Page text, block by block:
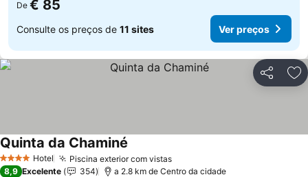
De € 85
Consulte os preços de 11 sites Ver preços
Partilhar
4 EstrelasHotel Piscina exterior com vistasVer preços
Quinta da Chaminé
8,9 Excelente 354 a 2.8 km de Centro da cidade